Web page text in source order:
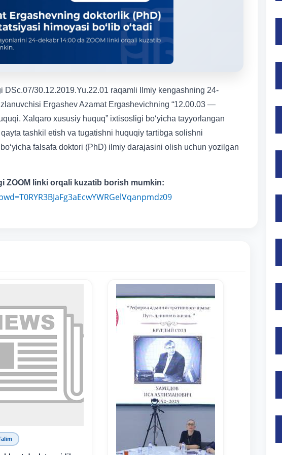
30.12.2019.Yu.22.01 raqamli Ilmiy kengashning 24-
Ergashev Azamat Ergashevichning “12.00.03 —
Xalqaro xususiy huquq” ixtisosligi bo‘yicha tayyorlangan
tashkil etish va tugatishni huquqiy tartibga solishni
falsafa doktori (PhD) ilmiy darajasini olish uchun yozilgan
linki orqali kuzatib borish mumkin: